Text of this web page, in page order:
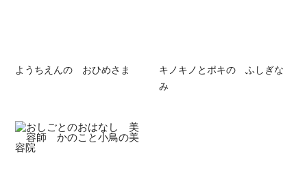
ようちえんの おひめさま
キノキノとポキの ふしぎな
み